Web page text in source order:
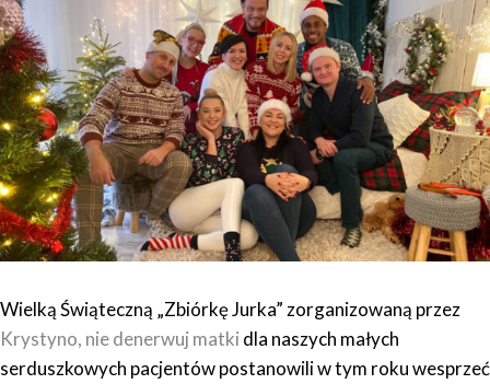
Wielką Świąteczną „Zbiórkę Jurka” zorganizowaną przez
Krystyno, nie denerwuj matki dla naszych małych
serduszkowych pacjentów postanowili w tym roku wesprzeć